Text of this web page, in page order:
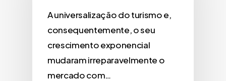
A universalização do turismo e,
consequentemente, o seu
crescimento exponencial
mudaram irreparavelmente o
mercado com…